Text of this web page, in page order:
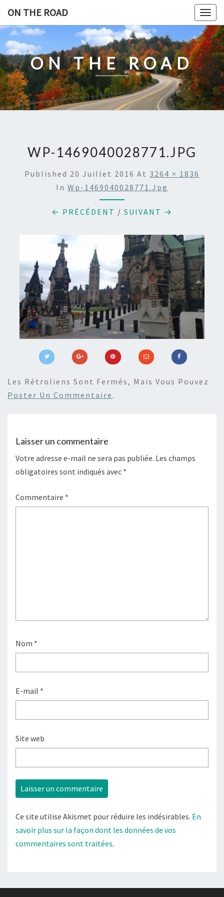
content
ON THE ROAD
ON THE ROAD
WP-1469040028771.JPG
Published 20 Juillet 2016 At 3264 × 1836
In Wp-1469040028771.jpg
← PRÉCÉDENT / SUIVANT →
Les Rétroliens Sont Fermés, Mais Vous Pouvez
Poster Un Commentaire .
Laisser un commentaire
Votre adresse e-mail ne sera pas publiée. Les champs
obligatoires sont indiqués avec *
Commentaire *
Nom *
E-mail *
Site web
Ce site utilise Akismet pour réduire les indésirables. En
savoir plus sur la façon dont les données de vos
commentaires sont traitées.